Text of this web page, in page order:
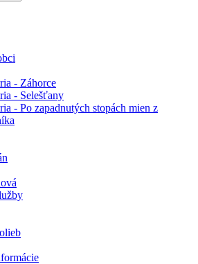
- Záhorce
- Selešťany
- Po zapadnutých stopách mien z